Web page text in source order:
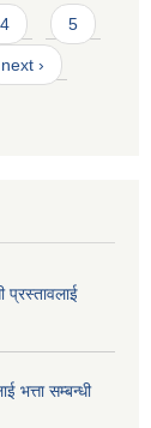
4 5
next ›
प्रस्तावलाई
भत्ता सम्बन्धी